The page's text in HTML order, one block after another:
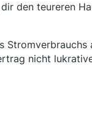
den teureren
nicht